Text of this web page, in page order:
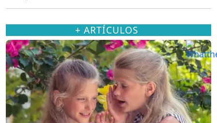
+ ARTÍCULOS